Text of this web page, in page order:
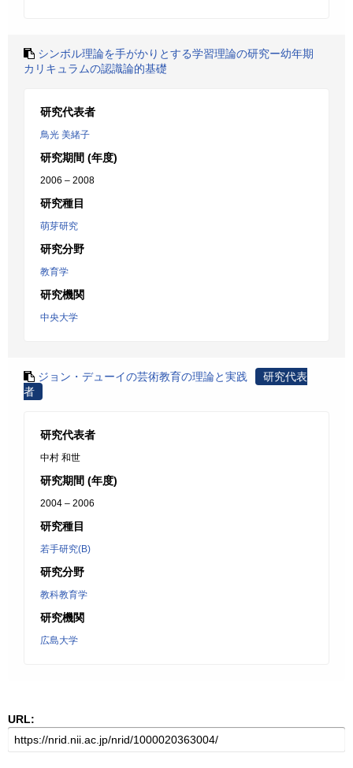
シンボル理論を手がかりとする学習理論の研究ー幼年期
カリキュラムの認識論的基礎
研究代表者
鳥光 美緒子
研究期間 (年度)
2006 – 2008
研究種目
萌芽研究
研究分野
教育学
研究機関
中央大学
ジョン・デューイの芸術教育の理論と実践
研究代表
者
研究代表者
中村 和世
研究期間 (年度)
2004 – 2006
研究種目
若手研究(B)
研究分野
教科教育学
研究機関
広島大学
URL: